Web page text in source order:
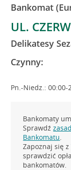
Bankomat
UL.
Delikatesy
Czynny:
Pn.-Niedz.: 00:00-
Bankomaty
Sprawdź
Bankomatu.
Zapoznaj się z
sprawdzić
bankomatów.